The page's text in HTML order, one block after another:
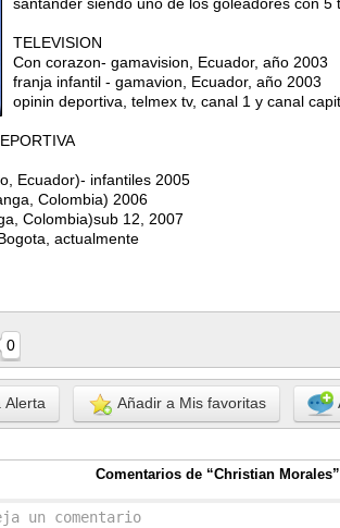
TELEVISION
Con corazon- gamavision, Ecuador, año 2003
franja infantil - gamavion, Ecuador, año 2003
opinin deportiva, telmex tv, canal 1 y canal
Ecuador)- infantiles 2005
Colombia) 2006
Colombia)sub 12, 2007
actualmente
0
Alerta Añadir a Mis favoritas
Comentarios de “Christian Morales”